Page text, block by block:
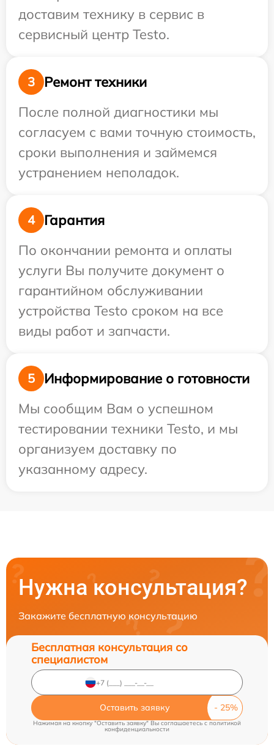
доставим технику в сервис в
сервисный центр Testo.
3
Ремонт техники
После полной диагностики мы
согласуем с вами точную стоимость,
сроки выполнения и займемся
устранением неполадок.
4
Гарантия
По окончании ремонта и оплаты
услуги Вы получите документ о
гарантийном обслуживании
устройства Testo сроком на все
виды работ и запчасти.
5
Информирование о готовности
Мы сообщим Вам о успешном
тестировании техники Testo, и мы
организуем доставку по
указанному адресу.
Нужна консультация?
Закажите бесплатную консультацию
Бесплатная консультация со
специалистом
Оставить заявку
Нажимая на кнопку "Оставить заявку" Вы соглашаетесь c политикой
конфиденциальности